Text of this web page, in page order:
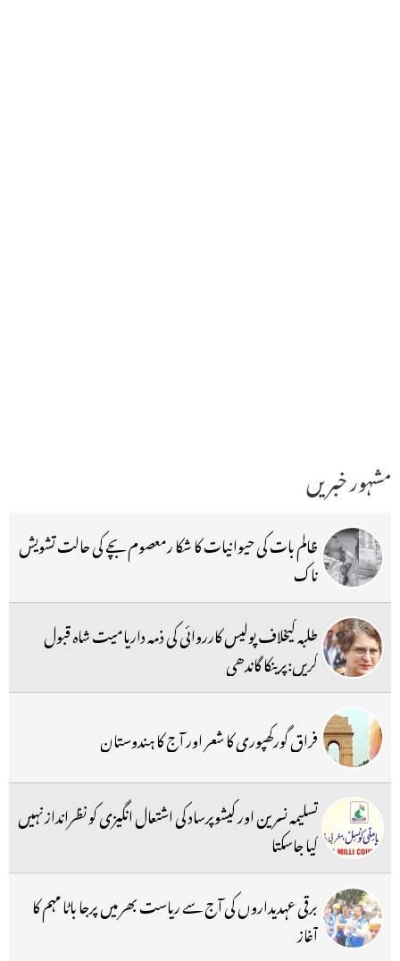
مشہور خبریں
ظالم بات کی حیوانیات کا شکا رمعصوم بچے کی حالت تشویش
ناک
طلبہ کیخلاف پولیس کارروائی کی ذمہ داریامیت شاہ قبول
کریں:پرینکا گاندھی
فراق گورکھپوری کا شعر اور آج کا ہندوستان
تسلیمہ نسرین اور کیشوپرساد کی اشتعال انگیزی کو نظرانداز نہیں
کیا جاسکتا
برقی عہدیداروں کی آج سے ریاست بھر میں پرجا باٹا مہم کا
آغاز